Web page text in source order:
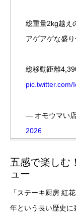
総重量2kg越え
アゲアゲな盛
総移動距離
pic.twitter.com/
— オモウマい
2026
五感で楽しむ
ュー
「ステーキ厨房 紅
年という長い歴史に